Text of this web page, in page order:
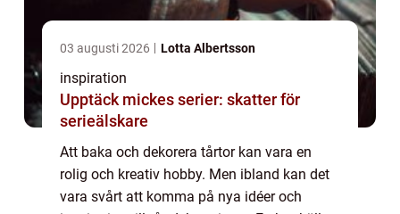
03 augusti 2026 Lotta Albertsson
inspiration
Upptäck mickes serier: skatter för
serieälskare
Att baka och dekorera tårtor kan vara en
rolig och kreativ hobby. Men ibland kan det
vara svårt att komma på nya idéer och